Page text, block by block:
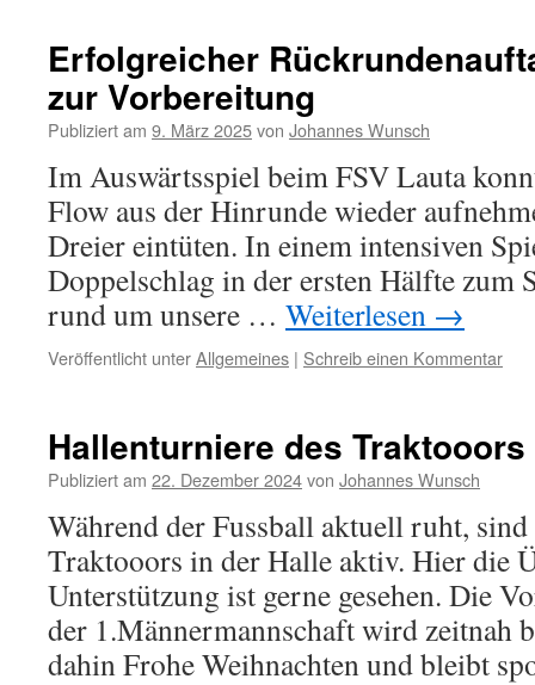
Erfolgreicher
zur Vorbereitung
Publiziert am 9. März 2025von Johannes Wunsch
Im Auswärtsspiel beim FSV Lauta
Flow aus der Hinrunde wieder
Dreier eintüten. In einem intensiven
Doppelschlag in der ersten Hälfte zum
rund um unsere … Weiterlesen →
Veröffentlicht unterAllgemeines | Schreib einen Kommentar
Hallenturniere des Traktooors
Publiziert am 22. Dezember 2024von Johannes Wunsch
Während der Fussball aktuell ruht, sind
Traktooors in der Halle aktiv. Hier die
Unterstützung ist gerne gesehen. Die
der 1.Männermannschaft wird zeitnah
dahin Frohe Weihnachten und bleibt